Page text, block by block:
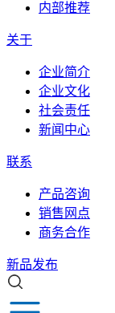
内部推荐
关于
企业简介
企业文化
社会责任
新闻中心
联系
产品咨询
销售网点
商务合作
新品发布